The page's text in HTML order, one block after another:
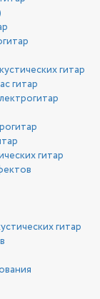
гитар
гитар
гитар
гитар